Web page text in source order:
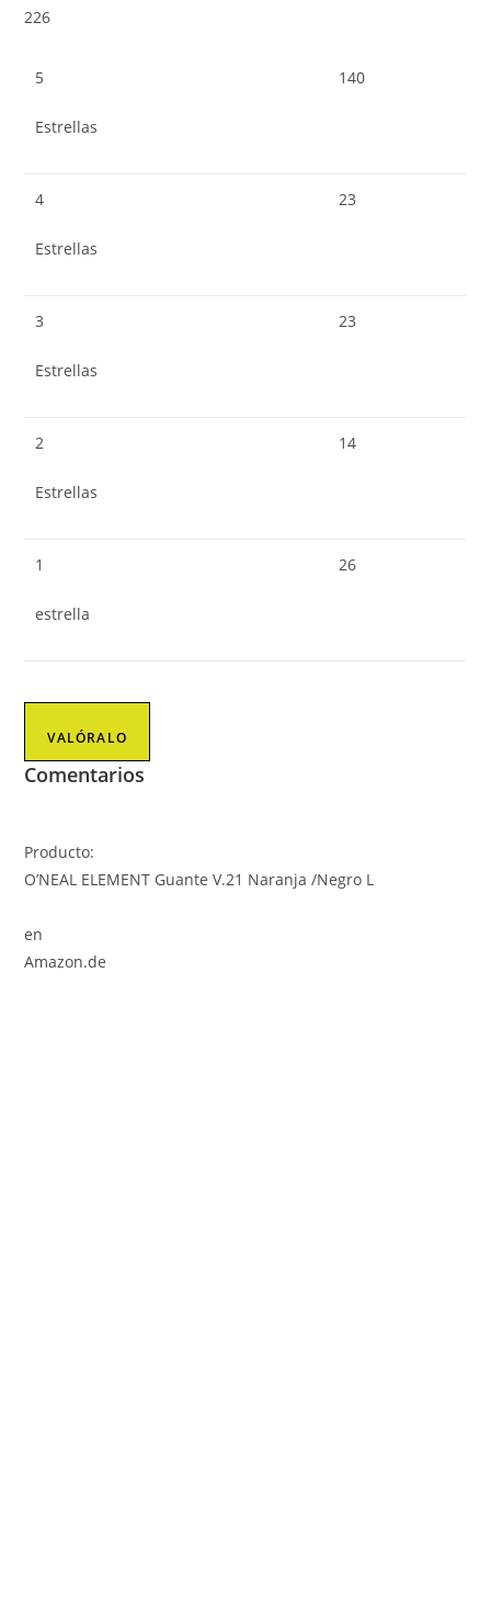
226
5
Estrellas
140
4
Estrellas
23
3
Estrellas
23
2
Estrellas
14
1
estrella
26
VALÓRALO
Comentarios
Producto:
O’NEAL ELEMENT Guante V.21 Naranja /Negro L
en
Amazon.de